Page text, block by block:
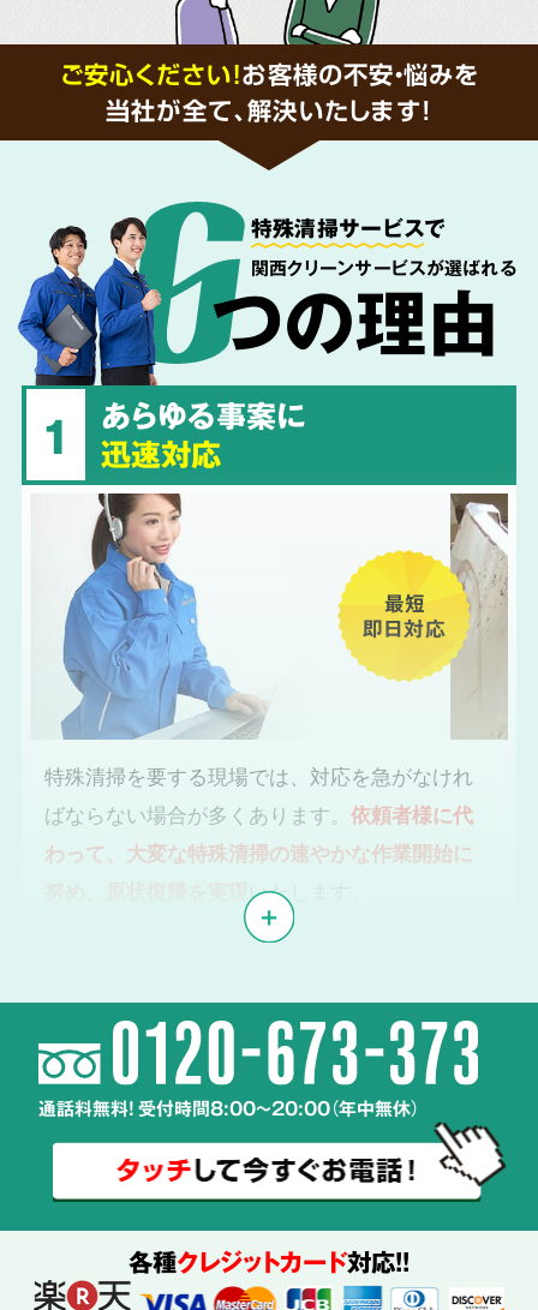
ご安心ください！お客様の不安・悩みを
当社が全て、解決いたします!
特殊清掃サービスで
関西クリーンサービスが選ばれる
つの理由
1
あらゆる事案に
迅速対応
最短
即日対応
特殊清掃を要する現場では、対応を急がなけれ
ばならない場合が多くあります。依頼者様に代
わって、大変な特殊清掃の速やかな作業開始に
いたします。
2
体液や汚物、雑菌の
除去・除菌・洗浄
使用する
薬剤も
通話料無料! 受付時間8:00～20:00（年中無休）
各種クレジットカード対応!!